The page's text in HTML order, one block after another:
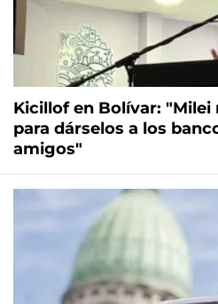
Kicillof en Bolívar: "Milei
para dárselos a los
amigos"